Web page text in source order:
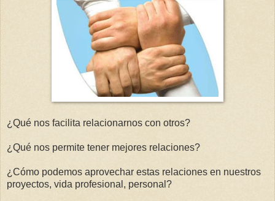
¿Qué nos facilita relacionarnos con otros?
¿Qué nos permite tener mejores relaciones?
¿Cómo podemos aprovechar estas relaciones en nuestros
proyectos, vida profesional, personal?